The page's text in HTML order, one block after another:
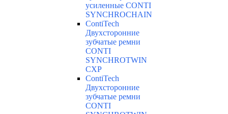
усиленные CONTI
SYNCHROCHAIN
ContiTech
Двухсторонние
зубчатые ремни
CONTI
SYNCHROTWIN
CXP
ContiTech
Двухсторонние
зубчатые ремни
CONTI